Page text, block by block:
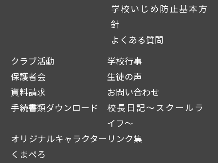
学校いじめ防止基本方
針
よくある質問
クラブ活動
学校行事
保護者会
生徒の声
資料請求
お問い合わせ
手続書類ダウンロード
校長日記～スクールラ
イフ～
オリジナルキャラクター
くまぺろ
リンク集